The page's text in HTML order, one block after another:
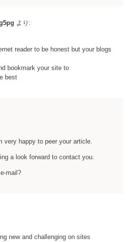
より:
reader to be honest but your blogs
bookmark your site to
best
very happy to peer your article.
a look forward to contact you.
mail?
new and challenging on sites